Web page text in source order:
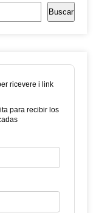
Buscar
ricevere i link
para recibir los